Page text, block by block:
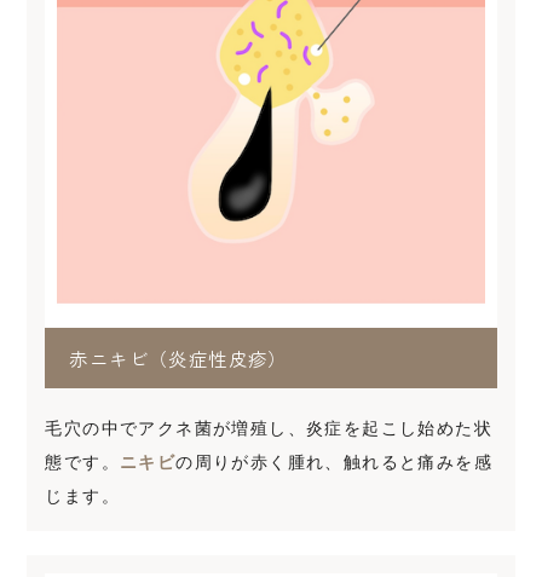
赤ニキビ（炎症性皮疹）
毛穴の中でアクネ菌が増殖し、炎症を起こし始めた状
態です。 ニキビの周りが赤く腫れ、触れると痛みを感
じます。